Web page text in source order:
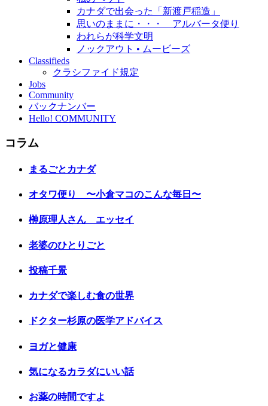
カナダで出会った「新渡戸稲造」
思いのままに・・・ アルバータ便り
われらが科学文明
ノックアウト • ムービーズ
Classifieds
クラシファイド規定
Jobs
Community
バックナンバー
Hello! COMMUNITY
コラム
まるごとカナダ
オタワ便り 〜小倉マコのこんな毎日〜
榊原理人さん エッセイ
老婆のひとりごと
投稿千景
カナダで楽しむ食の世界
ドクター杉原の医学アドバイス
ヨガと健康
気になるカラダにいい話
お薬の時間ですよ